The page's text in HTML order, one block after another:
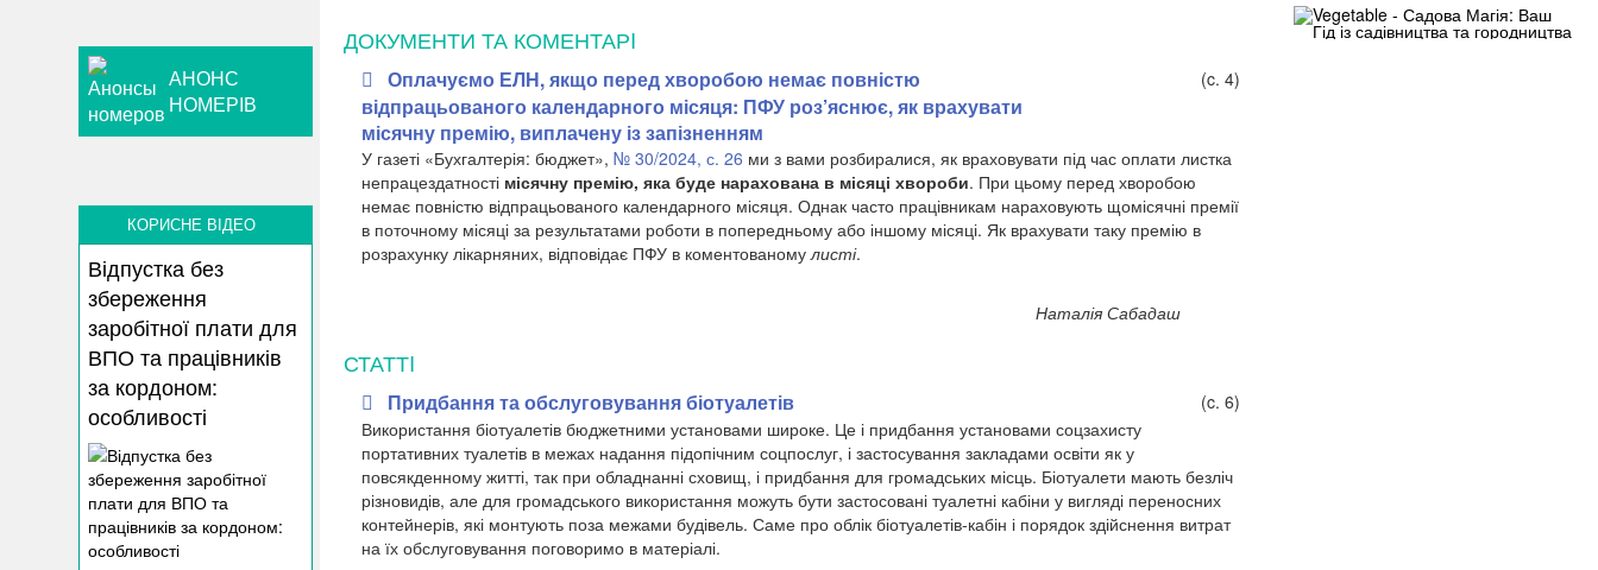
АНОНС
НОМЕРІВ
КОРИСНЕ ВІДЕО
Відпустка без
збереження
заробітної плати для
ВПО та працівників
за кордоном:
особливості
ДОКУМЕНТИ ТА КОМЕНТАРI
Оплачуємо ЕЛН, якщо перед хворобою немає повністю
відпрацьованого календарного місяця: ПФУ роз’яснює, як врахувати
місячну премію, виплачену із запізненням
(c. 4)
У газеті «Бухгалтерія: бюджет», № 30/2024, с. 26 ми з вами розбиралися, як враховувати під час оплати листка
непрацездатності місячну премію, яка буде нарахована в місяці хвороби. При цьому перед хворобою
немає повністю відпрацьованого календарного місяця. Однак часто працівникам нараховують щомісячні премії
в поточному місяці за результатами роботи в попередньому або іншому місяці. Як врахувати таку премію в
розрахунку лікарняних, відповідає ПФУ в коментованомулисті.
Наталія Сабадаш
СТАТТI
Придбання та обслуговування біотуалетів
(c. 6)
Використання біотуалетів бюджетними установами широке. Це і придбання установами соцзахисту
портативних туалетів в межах надання підопічним соцпослуг, і застосування закладами освіти як у
повсякденному житті, так при обладнанні сховищ, і придбання для громадських місць. Біотуалети мають безліч
різновидів, але для громадського використання можуть бути застосовані туалетні кабіни у вигляді переносних
контейнерів, які монтують поза межами будівель. Саме про облік біотуалетів-кабін і порядок здійснення витрат
на їх обслуговування поговоримо в матеріалі.